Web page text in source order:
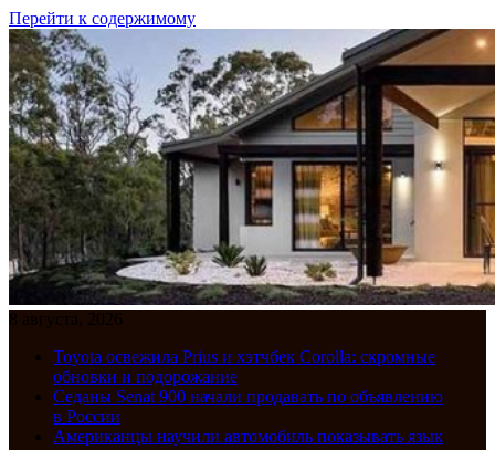
Перейти к содержимому
8 августа, 2026
Toyota освежила Prius и хэтчбек Corolla: скромные
обновки и подорожание
Седаны Senat 900 начали продавать по объявлению
в России
Американцы научили автомобиль показывать язык